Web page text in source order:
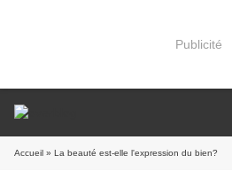
Publicité
Accueil » La beauté est-elle l'expression du bien?